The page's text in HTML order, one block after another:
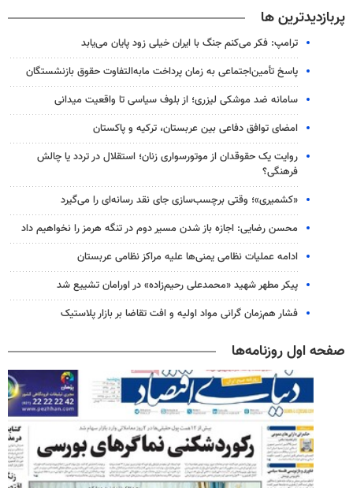
پربازدیدترین ها
ترامپ: فکر می‌کنم جنگ با ایران خیلی زود پایان می‌یابد
پاسخ تأمین‌اجتماعی به زمان پرداخت مابه‌التفاوت حقوق بازنشستگان
سامانه ضد موشکی لیزری؛ از بلوف سیاسی تا واقعیت میدانی
امضای توافق دفاعی بین عربستان، ترکیه و پاکستان
روایت یک حقوقدان از موتورسواری زنان؛ استقلال در تردد یا چالش
فرهنگی؟
«کشمیری»؛ وقتی برچسب‌سازی جای نقد رسانه‌ای را می‌گیرد
محسن رضایی: اجازه باز شدن مسیر دوم در تنگه هرمز را نخواهیم داد
ادامه عملیات نظامی یمنی‌ها علیه مراکز نظامی عربستان
پیکر مطهر شهید «محمدعلی رحیم‌زاده» در اورامان تشییع شد
فشار هم‌زمان گرانی مواد اولیه و افت تقاضا بر بازار پلاستیک
صفحه اول روزنامه‌ها